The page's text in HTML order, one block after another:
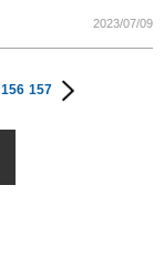
2023/07/09
156 157